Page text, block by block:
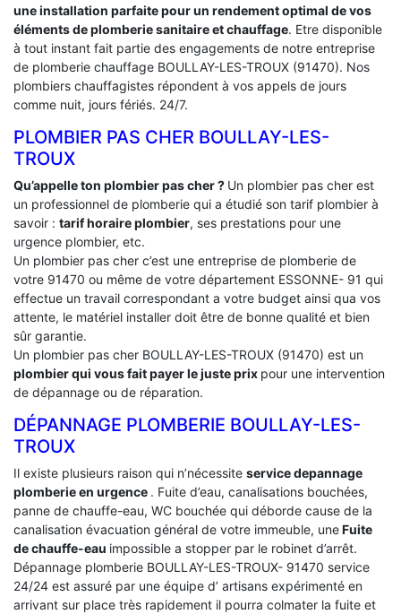
une installation parfaite pour un rendement optimal de vos
éléments de plomberie sanitaire et chauffage. Etre disponible
à tout instant fait partie des engagements de notre entreprise
de plomberie chauffage BOULLAY-LES-TROUX (91470). Nos
plombiers chauffagistes répondent à vos appels de jours
comme nuit, jours fériés. 24/7.
PLOMBIER PAS CHER BOULLAY-LES-
TROUX
Qu’appelle ton plombier pas cher ? Un plombier pas cher est
un professionnel de plomberie qui a étudié son tarif plombier à
savoir : tarif horaire plombier, ses prestations pour une
urgence plombier, etc.
Un plombier pas cher c’est une entreprise de plomberie de
votre 91470 ou même de votre département ESSONNE- 91 qui
effectue un travail correspondant a votre budget ainsi qua vos
attente, le matériel installer doit être de bonne qualité et bien
sûr garantie.
Un plombier pas cher BOULLAY-LES-TROUX (91470) est un
plombier qui vous fait payer le juste prix pour une intervention
de dépannage ou de réparation.
DÉPANNAGE PLOMBERIE BOULLAY-LES-
TROUX
Il existe plusieurs raison qui n’nécessite service depannage
plomberie en urgence . Fuite d’eau, canalisations bouchées,
panne de chauffe-eau, WC bouchée qui déborde cause de la
canalisation évacuation général de votre immeuble, uneFuite
de chauffe-eau impossible a stopper par le robinet d’arrêt.
Dépannage plomberie BOULLAY-LES-TROUX- 91470 service
24/24 est assuré par une équipe d’ artisans expérimenté en
arrivant sur place très rapidement il pourra colmater la fuite et